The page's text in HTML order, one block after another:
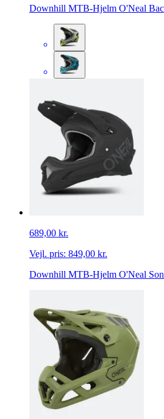
Downhill MTB-Hjelm O'Neal
689,00 kr.
Vejl. pris: 849,00 kr.
Downhill MTB-Hjelm O'Neal